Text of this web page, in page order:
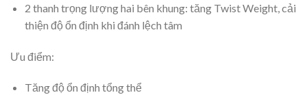
2 thanh trọng lượng hai bên khung: tăng Twist Weight, cải
thiện độ ổn định khi đánh lệch tâm
Ưu điểm:
Tăng độ ổn định tổng thể